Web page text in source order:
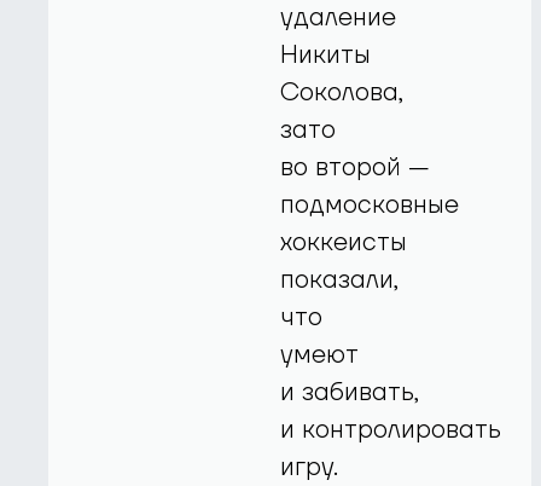
удаление
Никиты
Соколова,
зато
во второй —
подмосковные
хоккеисты
показали,
что
умеют
и забивать,
и контролировать
игру.